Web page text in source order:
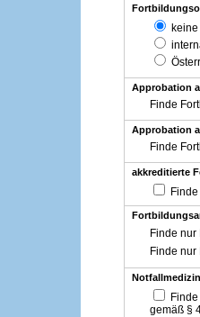
Approbation
Finde
Approbation
Finde
akkreditierte
Finde
Finde
gemäß §